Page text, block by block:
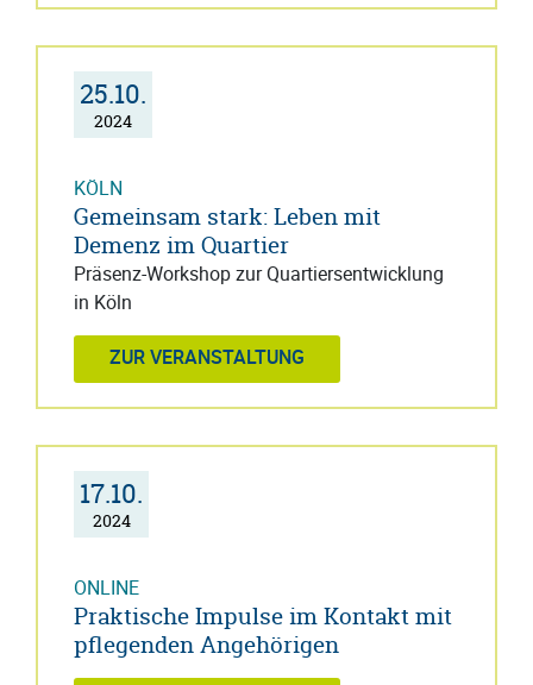
25.10.
2024
KÖLN
Gemeinsam stark: Leben mit
Demenz im Quartier
Präsenz-Workshop zur Quartiersentwicklung
in Köln
ZUR VERANSTALTUNG
17.10.
2024
ONLINE
Praktische Impulse im Kontakt mit
pflegenden Angehörigen